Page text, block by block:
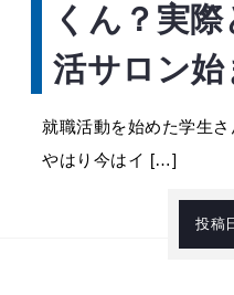
くん？実
活サロン始
就職活動を始めた学生さ
やはり今はイ […]
投稿